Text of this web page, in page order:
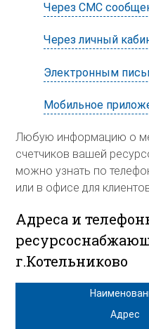
Через СМС
Через личный
Электронным
Мобильное
Любую информацию о
счетчиков вашей
можно узнать по
или в офисе для
Адреса и
г.Котельниково
Адрес